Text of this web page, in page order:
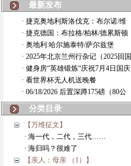
最新发布
· 捷克奥地利斯洛伐克：布尔诺/维
· 捷克德国：布拉格/柏林/德累斯顿
· 奥地利:哈尔施泰特/萨尔兹堡
· 2025年北京兰州行杂记（2025回国
· 健身房“英雄锻炼“庆祝7月4日国庆
· 看世界杯无人机送晚餐
· 06/18/2026 后置深蹲175磅（80公
分类目录
【万维征文】
· 海一代，二代，三代……
· 海归吗？很难了
【亲人：母亲 （1）】